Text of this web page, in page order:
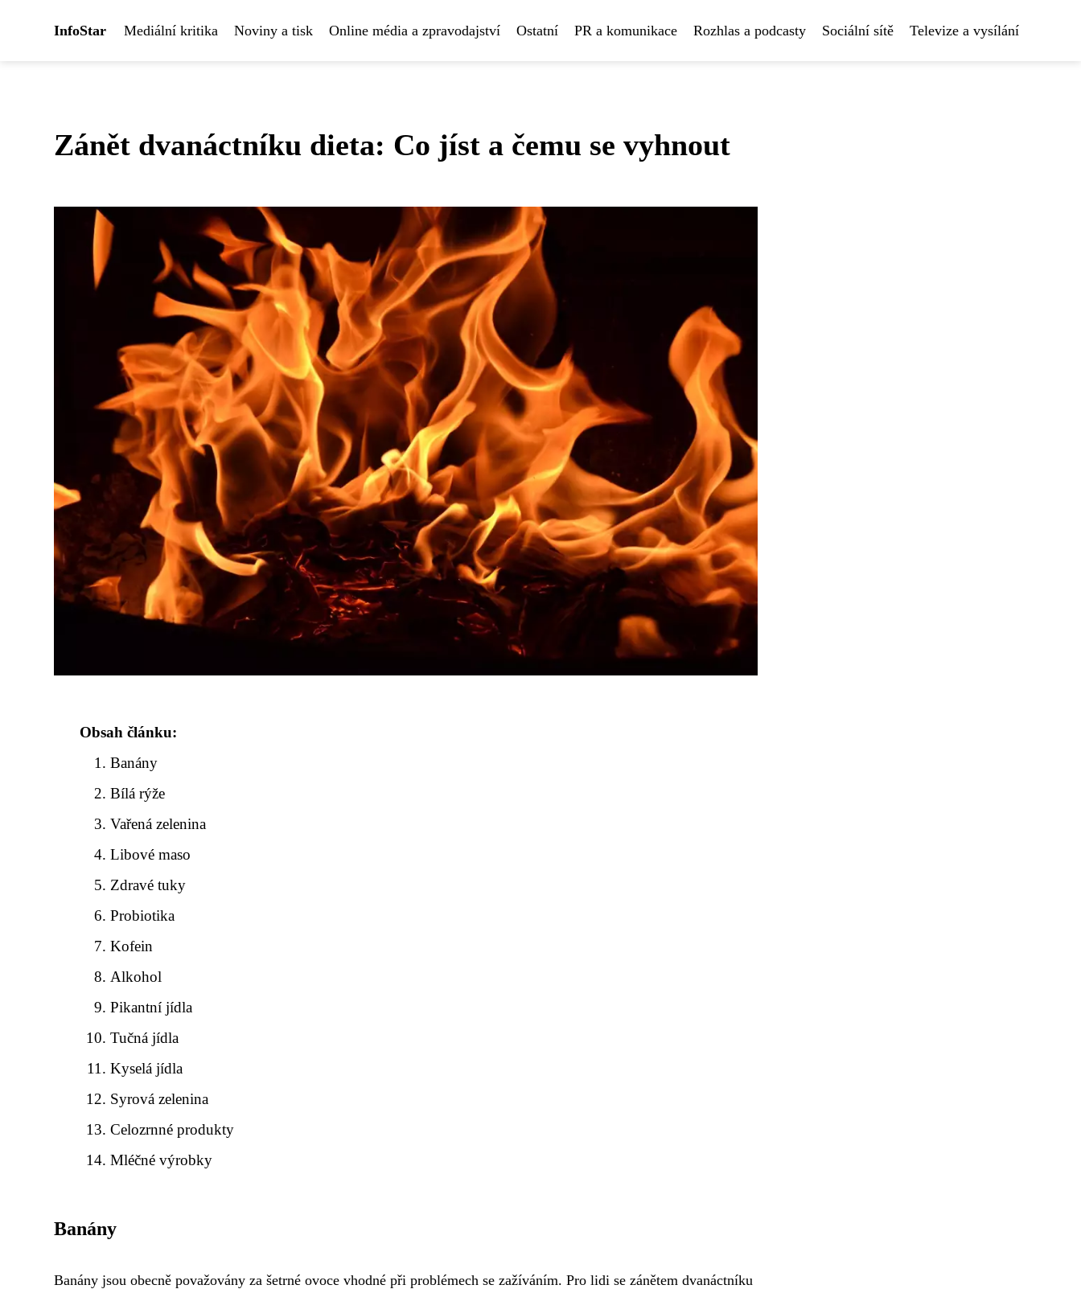
InfoStar Mediální kritika Noviny a tisk Online média a zpravodajství Ostatní PR a komunikace Rozhlas a podcasty Sociální sítě Televize a vysílání
Zánět dvanáctníku dieta: Co jíst a čemu se vyhnout
Obsah článku:
Banány
Bílá rýže
Vařená zelenina
Libové maso
Zdravé tuky
Probiotika
Kofein
Alkohol
Pikantní jídla
Tučná jídla
Kyselá jídla
Syrová zelenina
Celozrnné produkty
Mléčné výrobky
Banány
Banány jsou obecně považovány za šetrné ovoce vhodné při problémech se zažíváním. Pro lidi se zánětem dvanáctníku